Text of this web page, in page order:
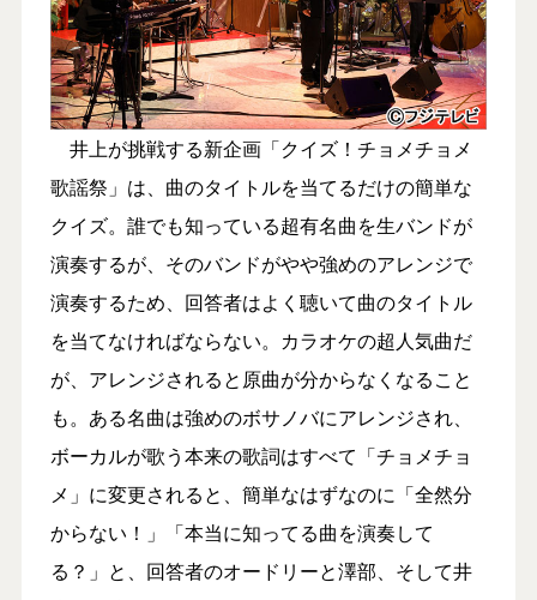
井上が挑戦する新企画「クイズ！チョメチョメ
歌謡祭」は、曲のタイトルを当てるだけの簡単な
クイズ。誰でも知っている超有名曲を生バンドが
演奏するが、そのバンドがやや強めのアレンジで
演奏するため、回答者はよく聴いて曲のタイトル
を当てなければならない。カラオケの超人気曲だ
が、アレンジされると原曲が分からなくなること
も。ある名曲は強めのボサノバにアレンジされ、
ボーカルが歌う本来の歌詞はすべて「チョメチョ
メ」に変更されると、簡単なはずなのに「全然分
からない！」「本当に知ってる曲を演奏して
る？」と、回答者のオードリーと澤部、そして井